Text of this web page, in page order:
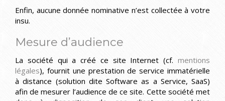
Enfin, aucune donnée nominative n’est collectée à votre
insu.
Mesure d’audience
La société qui a créé ce site Internet (cf. mentions
légales), fournit une prestation de service immatérielle
à distance (solution dite Software as a Service, SaaS)
afin de mesurer l’audience de ce site. Cette société met